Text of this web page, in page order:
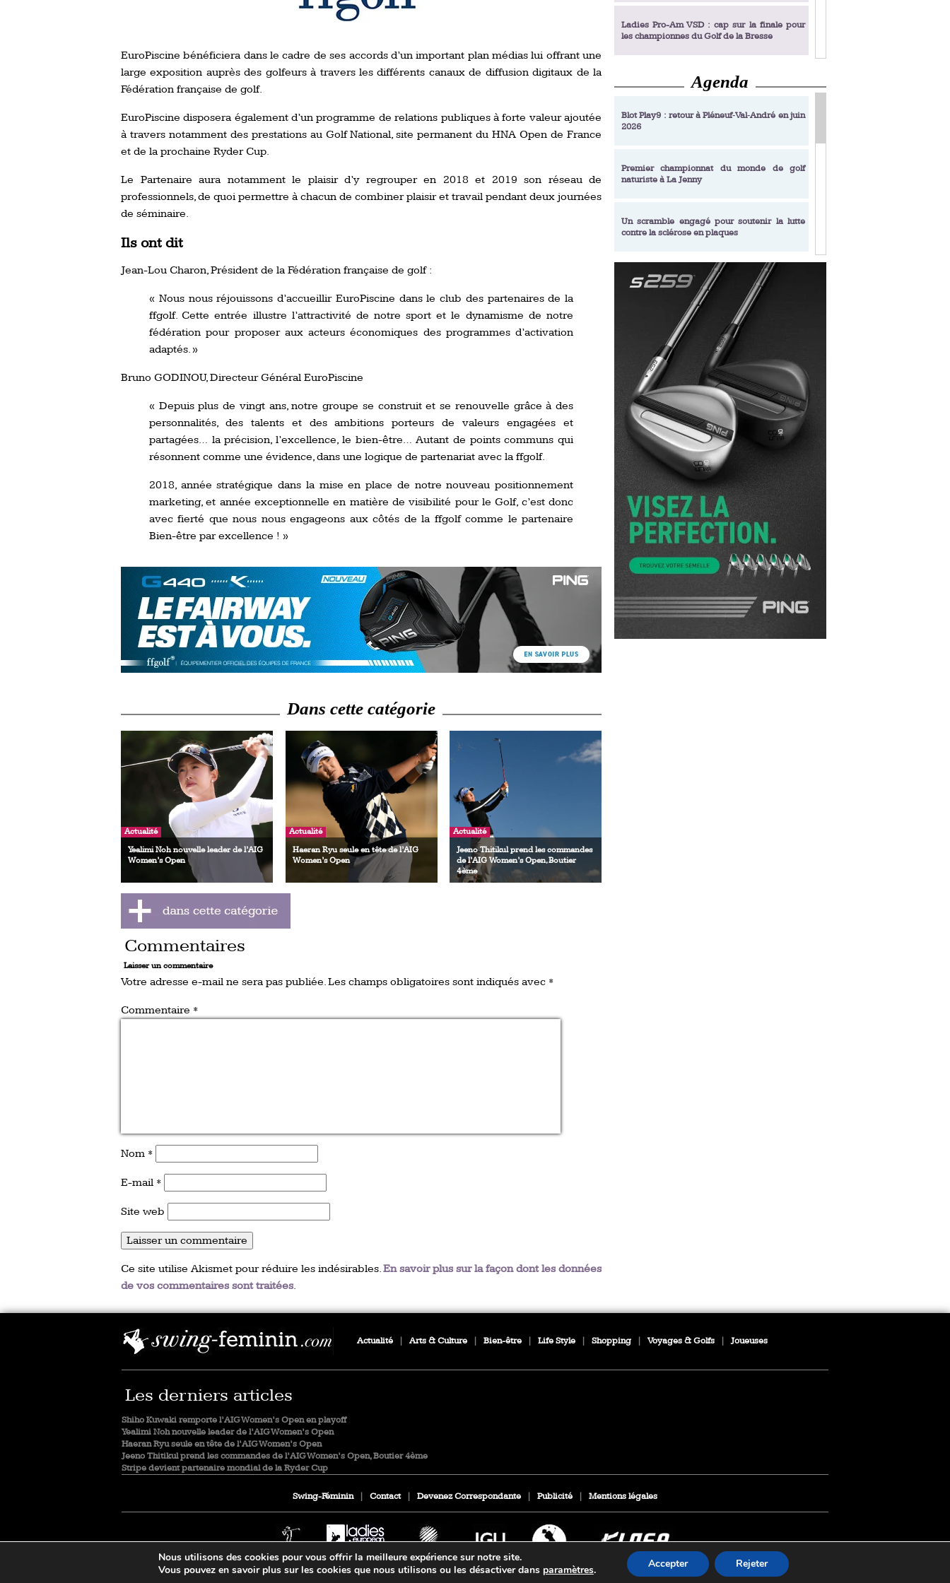
EuroPiscine bénéficiera dans le cadre de ses accords d’un important plan médias lui offrant une
large exposition auprès des golfeurs à travers les différents canaux de diffusion digitaux de la
Fédération française de golf.
EuroPiscine disposera également d’un programme de relations publiques à forte valeur ajoutée
à travers notamment des prestations au Golf National, site permanent du HNA Open de France
et de la prochaine Ryder Cup.
Le Partenaire aura notamment le plaisir d’y regrouper en 2018 et 2019 son réseau de
professionnels, de quoi permettre à chacun de combiner plaisir et travail pendant deux journées
de séminaire.
Ils ont dit
Jean-Lou Charon, Président de la Fédération française de golf :
« Nous nous réjouissons d’accueillir EuroPiscine dans le club des partenaires de la
ffgolf. Cette entrée illustre l’attractivité de notre sport et le dynamisme de notre
fédération pour proposer aux acteurs économiques des programmes d’activation
adaptés. »
Bruno GODINOU, Directeur Général EuroPiscine
« Depuis plus de vingt ans, notre groupe se construit et se renouvelle grâce à des
personnalités, des talents et des ambitions porteurs de valeurs engagées et
partagées… la précision, l’excellence, le bien-être… Autant de points communs qui
résonnent comme une évidence, dans une logique de partenariat avec la ffgolf.
2018, année stratégique dans la mise en place de notre nouveau positionnement
marketing, et année exceptionnelle en matière de visibilité pour le Golf, c’est donc
avec fierté que nous nous engageons aux côtés de la ffgolf comme le partenaire
Bien-être par excellence ! »
Dans cette catégorie
Actualité
Yealimi Noh nouvelle leader de l’AIG
Women’s Open
Actualité
Haeran Ryu seule en tête de l’AIG
Women’s Open
Actualité
Jeeno Thitikul prend les commandes
de l’AIG Women’s Open, Boutier
4ème
Commentaires
Laisser un commentaire
Votre adresse e-mail ne sera pas publiée.Les champs obligatoires sont indiqués avec *
Commentaire *
Nom *
E-mail *
Site web
Ce site utilise Akismet pour réduire les indésirables.En savoir plus sur la façon dont les données
de vos commentaires sont traitées.
Ladies Pro-Am VSD : cap sur la finale pour
les championnes du Golf de la Bresse
Ladies Pro-Am VSD : Golf du Prieuré, elles
décrochent leur billet pour la finale
Enfin un livre de golf pensé pour les femmes
Ladies Pro-Am VSD : les premières
Académie Golf Barrière Julien Xanthopoulos,
Amundi Evian Championship, de nouvelles
expériences immersives
Tiger Woods se retire du Genesis Invitational
Evian Resort Golf Club : Saison 2 du
Programme Performance
Agenda
Blot Play9 : retour à Pléneuf‑Val‑André en juin
2026
Premier championnat du monde de golf
naturiste à La Jenny
Un scramble engagé pour soutenir la lutte
contre la sclérose en plaques
Resonance Golf Collection : Lacoste Golf
Series & Trophée Écologie, deux circuits
amateurs en 10 étapes
Royal Air Maroc Golf & Padel Cup : le nouvel
event sport et networking
LPGA Tour 2026 : une saison record pour le
golf féminin
Ladies European Tour 2026 : une saison
historique sur cinq continents
Debout en Bouts prolonge la Fashion Week à
Roland-Garros
Lacoste Ladies Open 2025 : Céline Boutier
de retour à Deauville
Chypre
Actualité Arts & Culture Bien-être Life Style Shopping Voyages & Golfs Joueuses
Les derniers articles
Shiho Kuwaki remporte l’AIG Women’s Open en playoff
Yealimi Noh nouvelle leader de l’AIG Women’s Open
Haeran Ryu seule en tête de l’AIG Women’s Open
Jeeno Thitikul prend les commandes de l’AIG Women’s Open, Boutier 4ème
Stripe devient partenaire mondial de la Ryder Cup
Swing-Féminin Contact Devenez Correspondante Publicité Mentions légales
© 2026 Media Direct Editions
Nous utilisons des cookies pour vous offrir la meilleure expérience sur notre site.
Vous pouvez en savoir plus sur les cookies que nous utilisons ou les désactiver dans paramètres. Accepter Rejeter